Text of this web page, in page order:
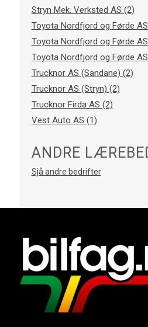
Stryn Mek. Verksted AS (2)
Toyota Nordfjord og Førde
Toyota Nordfjord og Førde
Toyota Nordfjord og Førde
Trucknor AS (Sandane) (2)
Trucknor AS (Stryn) (2)
Trucknor Firda AS (2)
Vest Auto AS (1)
ANDRE
Sjå andre bedrifter